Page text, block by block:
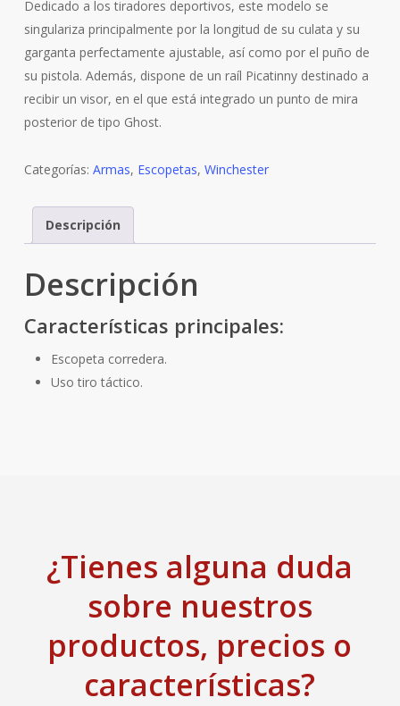
Dedicado a los tiradores deportivos, este modelo se
singulariza principalmente por la longitud de su culata y su
garganta perfectamente ajustable, así como por el puño de
su pistola. Además, dispone de un raíl Picatinny destinado a
recibir un visor, en el que está integrado un punto de mira
posterior de tipo Ghost.
Categorías: Armas, Escopetas, Winchester
Descripción
Descripción
Características principales:
Escopeta corredera.
Uso tiro táctico.
¿Tienes alguna duda
sobre nuestros
productos, precios o
características?